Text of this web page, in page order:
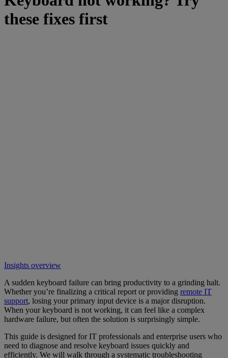
these fixes first
Insights overview
A sudden keyboard failure can bring productivity to a grinding halt.
Whether you’re finalizing a critical report or providing remote IT
support, losing your primary input device is a major disruption.
When your keyboard is not working, it can feel like a complex
hardware failure, but often the solution is surprisingly simple.
This guide is designed for IT professionals and enterprise users who
need to diagnose and resolve keyboard issues quickly and
efficiently. We will walk through a systematic troubleshooting